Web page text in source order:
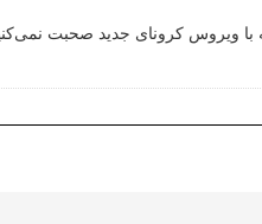
با ویروس کرونای جدید صحبت